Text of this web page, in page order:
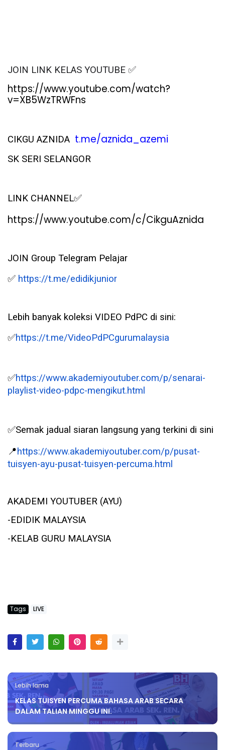
JOIN LINK KELAS YOUTUBE ✅
https://www.youtube.com/watch?
v=XB5WzTRWFns
CIKGU AZNIDA t.me/aznida_azemi
SK SERI SELANGOR
LINK CHANNEL✅
https://www.youtube.com/c/CikguAznida
JOIN Group Telegram Pelajar
✅ https://t.me/edidikjunior
Lebih banyak koleksi VIDEO PdPC di sini:
✅https://t.me/VideoPdPCgurumalaysia
✅https://www.akademiyoutuber.com/p/senarai-
playlist-video-pdpc-mengikut.html
✅Semak jadual siaran langsung yang terkini di sini
📍https://www.akademiyoutuber.com/p/pusat-
tuisyen-ayu-pusat-tuisyen-percuma.html
AKADEMI YOUTUBER (AYU)
-EDIDIK MALAYSIA
-KELAB GURU MALAYSIA
Tags LIVE
Lebih lama
KELAS TUISYEN PERCUMA BAHASA ARAB SECARA
DALAM TALIAN MINGGU INI.
Terbaru